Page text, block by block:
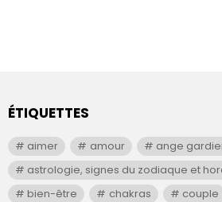
ÉTIQUETTES
aimer amour
ange
astrologie, signes du zodiaque et
bien-être
chakras couple